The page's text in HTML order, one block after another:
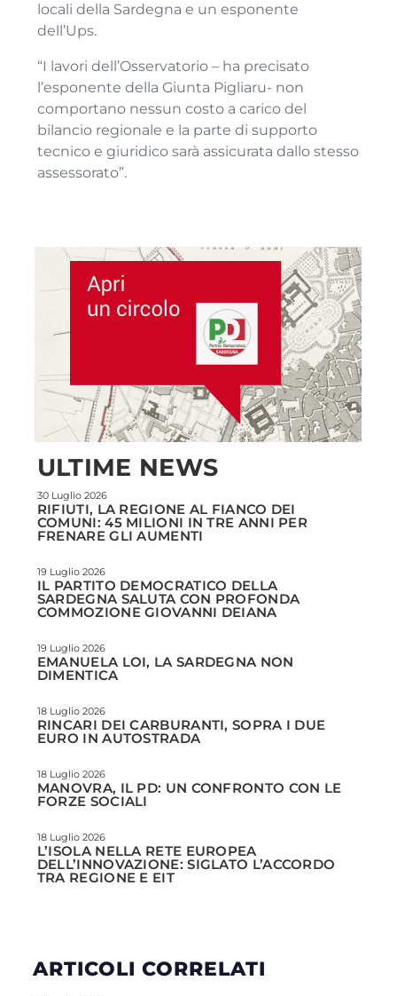
locali della Sardegna e un esponente
dell’Ups.
“I lavori dell’Osservatorio – ha precisato
l’esponente della Giunta Pigliaru- non
comportano nessun costo a carico del
bilancio regionale e la parte di supporto
tecnico e giuridico sarà assicurata dallo stesso
assessorato”.
ULTIME NEWS
30 Luglio 2026
RIFIUTI, LA REGIONE AL FIANCO DEI
COMUNI: 45 MILIONI IN TRE ANNI PER
FRENARE GLI AUMENTI
19 Luglio 2026
IL PARTITO DEMOCRATICO DELLA
SARDEGNA SALUTA CON PROFONDA
COMMOZIONE GIOVANNI DEIANA
19 Luglio 2026
EMANUELA LOI, LA SARDEGNA NON
DIMENTICA
18 Luglio 2026
RINCARI DEI CARBURANTI, SOPRA I DUE
EURO IN AUTOSTRADA
18 Luglio 2026
MANOVRA, IL PD: UN CONFRONTO CON LE
FORZE SOCIALI
18 Luglio 2026
L’ISOLA NELLA RETE EUROPEA
DELL’INNOVAZIONE: SIGLATO L’ACCORDO
TRA REGIONE E EIT
ARTICOLI CORRELATI